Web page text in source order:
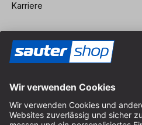
Karriere
Impressum